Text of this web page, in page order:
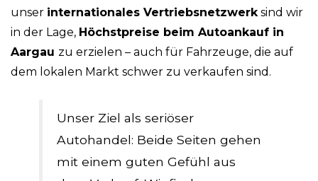
unser internationales Vertriebsnetzwerk sind wir
in der Lage, Höchstpreise beim Autoankauf in
Aargau zu erzielen – auch für Fahrzeuge, die auf
dem lokalen Markt schwer zu verkaufen sind.
Unser Ziel als seriöser
Autohandel: Beide Seiten gehen
mit einem guten Gefühl aus